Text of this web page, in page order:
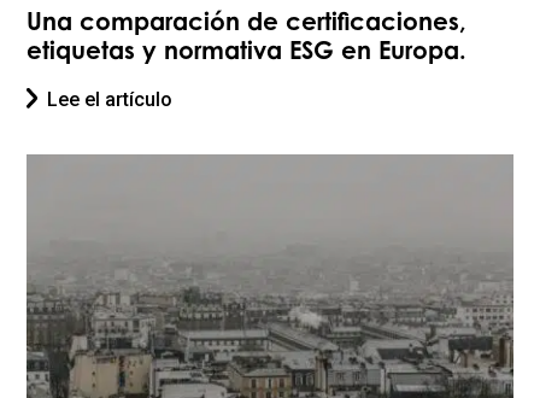
Una comparación de certificaciones,
etiquetas y normativa ESG en Europa.
Lee el artículo